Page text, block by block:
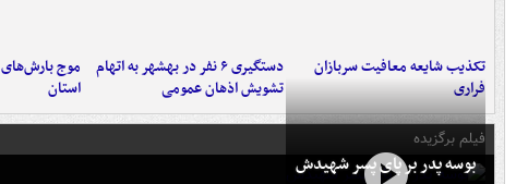
تکذیب شایعه معافیت سربازان
فراری
دستگیری ۶ نفر در بهشهر به اتهام
تشویش اذهان عمومی
استان
فیلم برگزیده
بوسه‌ پدر بر پای پسر شهیدش